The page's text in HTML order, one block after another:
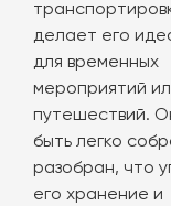
делает его
для временных
мероприятий
путешествий.
быть легко
разобран, что
его хранение и